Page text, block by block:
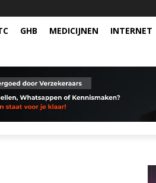
GHB MEDICIJNEN INTERNET